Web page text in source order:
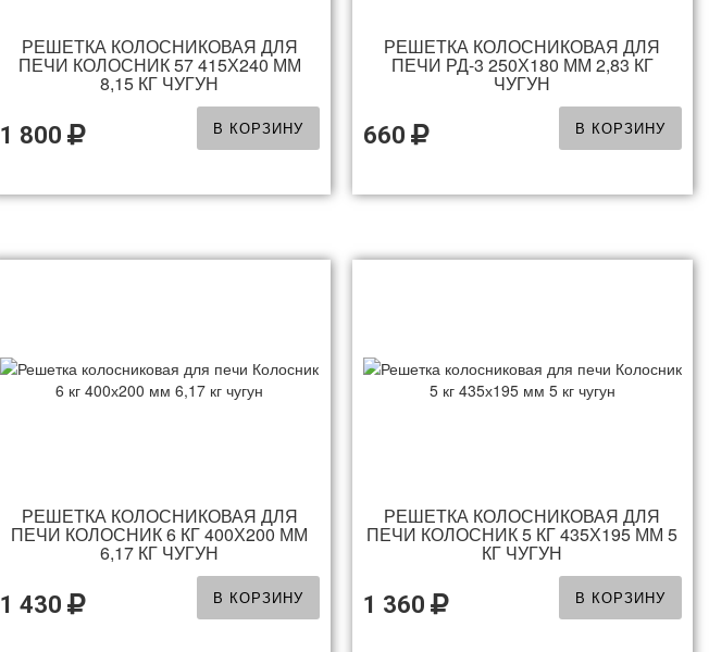
РЕШЕТКА КОЛОСНИКОВАЯ ДЛЯ
ПЕЧИ КОЛОСНИК 57 415Х240 ММ
8,15 КГ ЧУГУН
1 800 В КОРЗИНУ
РЕШЕТКА КОЛОСНИКОВАЯ ДЛЯ
ПЕЧИ РД-3 250Х180 ММ 2,83 КГ
ЧУГУН
660 В КОРЗИНУ
РЕШЕТКА КОЛОСНИКОВАЯ ДЛЯ
ПЕЧИ КОЛОСНИК 6 КГ 400Х200 ММ
6,17 КГ ЧУГУН
1 430 В КОРЗИНУ
РЕШЕТКА КОЛОСНИКОВАЯ ДЛЯ
ПЕЧИ КОЛОСНИК 5 КГ 435Х195 ММ 5
КГ ЧУГУН
1 360 В КОРЗИНУ